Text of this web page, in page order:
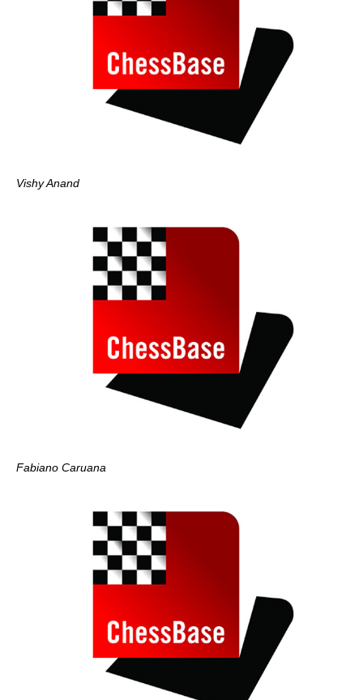
Vishy Anand
Fabiano Caruana